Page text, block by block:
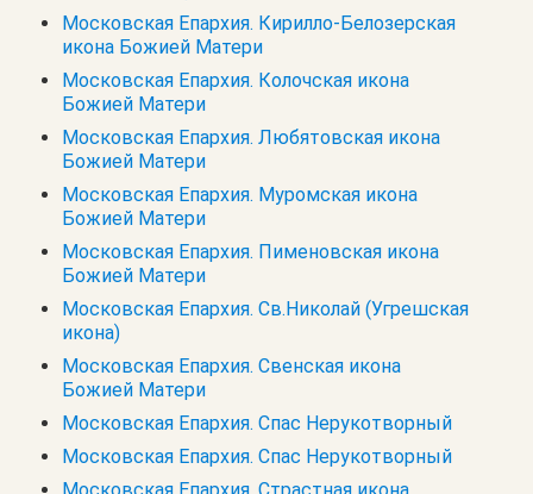
Московская Епархия. Кирилло-Белозерская
икона Божией Матери
Московская Епархия. Колочская икона
Божией Матери
Московская Епархия. Любятовская икона
Божией Матери
Московская Епархия. Муромская икона
Божией Матери
Московская Епархия. Пименовская икона
Божией Матери
Московская Епархия. Св.Николай (Угрешская
икона)
Московская Епархия. Свенская икона
Божией Матери
Московская Епархия. Спас Нерукотворный
Московская Епархия. Спас Нерукотворный